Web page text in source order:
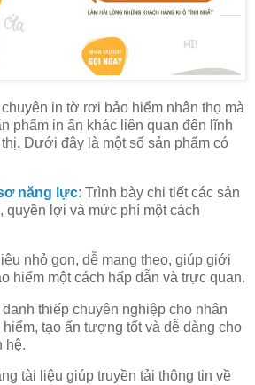
in tờ rơi bảo hiểm nhân thọ mà
phẩm in ấn khác liên quan đến lĩnh
Dưới đây là một số sản phẩm có
năng lực: Trình bày chi tiết các sản
quyền lợi và mức phí một cách
nhỏ gọn, dễ mang theo, giúp giới
hiểm một cách hấp dẫn và trực quan.
danh thiếp chuyên nghiệp cho nhân
tạo ấn tượng tốt và dễ dàng cho
hệ.
tài liệu giúp truyền tải thông tin về